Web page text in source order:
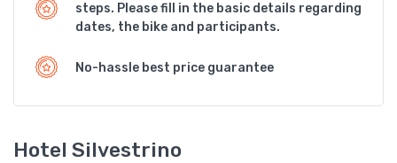
steps. Please fill in the basic details regarding
dates, the bike and participants.
No-hassle best price guarantee
Hotel Silvestrino